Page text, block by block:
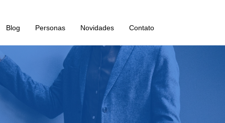
Blog Personas Novidades Contato